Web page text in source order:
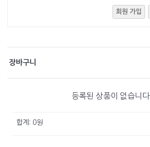
회원 가입
장바구니
등록된 상품이 없습니다
합계: 0원